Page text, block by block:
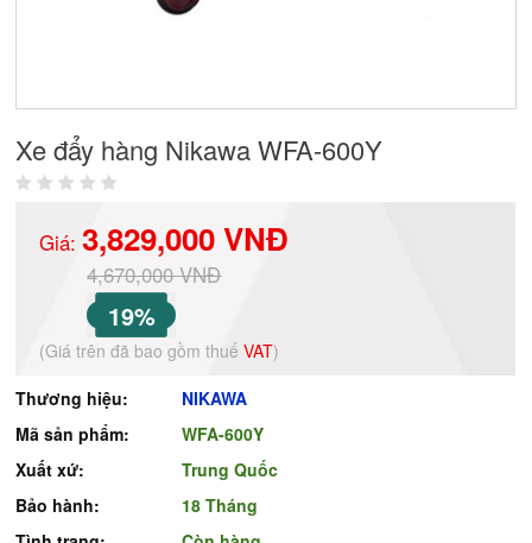
Xe đẩy hàng Nikawa WFA-600Y
Giá:3,829,000 VNĐ
4,670,000 VNĐ
19%
(Giá trên đã bao gồm thuếVAT)
Thương hiệu:
NIKAWA
Mã sản phẩm:
WFA-600Y
Xuất xứ:
Trung Quốc
Bảo hành:
18 Tháng